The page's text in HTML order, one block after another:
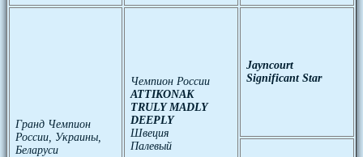
Гранд Чемпион
России, Украины,
Беларуси
Чемпион России
ATTIKONAK
TRULY MADLY
DEEPLY
Швеция
Палевый
Jayncourt
Significant Star